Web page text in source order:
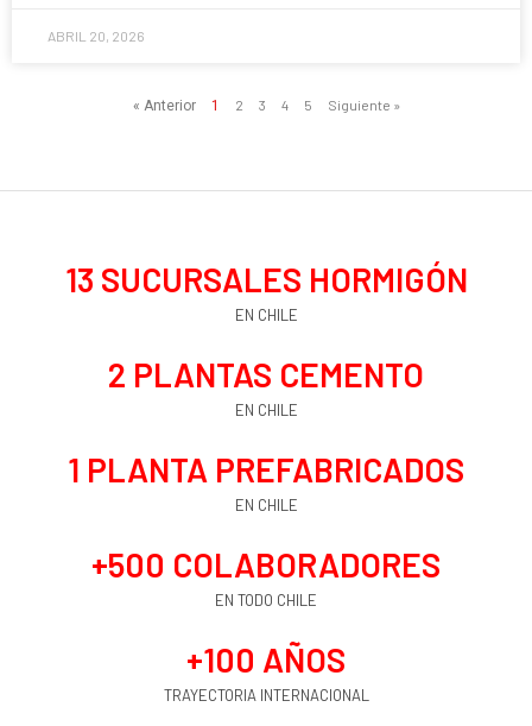
ABRIL 20, 2026
« Anterior 1 2 3 4 5 Siguiente »
EN CHILE
13 SUCURSALES HORMIGÓN
EN CHILE
2 PLANTAS CEMENTO
EN CHILE
1 PLANTA PREFABRICADOS
EN TODO CHILE
+500 COLABORADORES
TRAYECTORIA INTERNACIONAL
+100 AÑOS